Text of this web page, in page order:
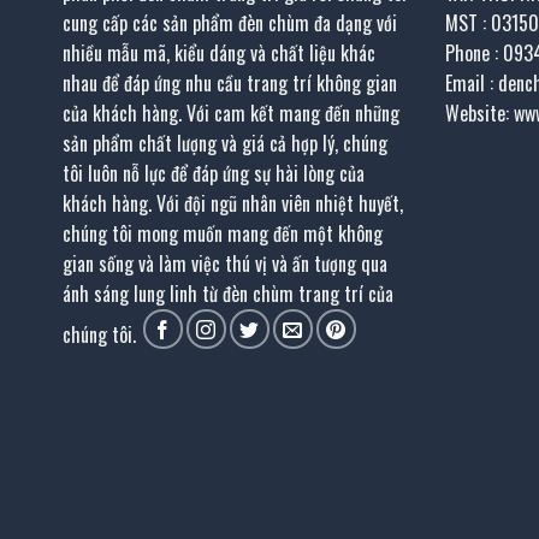
cung cấp các sản phẩm đèn chùm đa dạng với
nhiều mẫu mã, kiểu dáng và chất liệu khác
nhau để đáp ứng nhu cầu trang trí không gian
của khách hàng. Với cam kết mang đến những
sản phẩm chất lượng và giá cả hợp lý, chúng
tôi luôn nỗ lực để đáp ứng sự hài lòng của
khách hàng. Với đội ngũ nhân viên nhiệt huyết,
chúng tôi mong muốn mang đến một không
gian sống và làm việc thú vị và ấn tượng qua
ánh sáng lung linh từ đèn chùm trang trí của
chúng tôi.
MST :
Phone :
Email :
Website: